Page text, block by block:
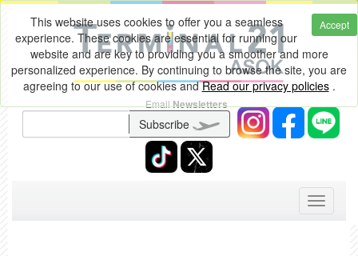
Accept
This website uses cookies to offer you a seamless
experience. These cookies are essential for running our
website and are key to providing you a smoother and more
personalized experience. By continuing to browse the site, you are
agreeing to our use of cookies andRead our privacy policies.
EmailNewsletters
Subscribe
Toggle